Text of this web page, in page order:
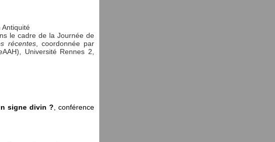
Antiquité
le cadre de la Journée de
récentes, coordonnée par
Université Rennes 2,
signe divin ?, conférence